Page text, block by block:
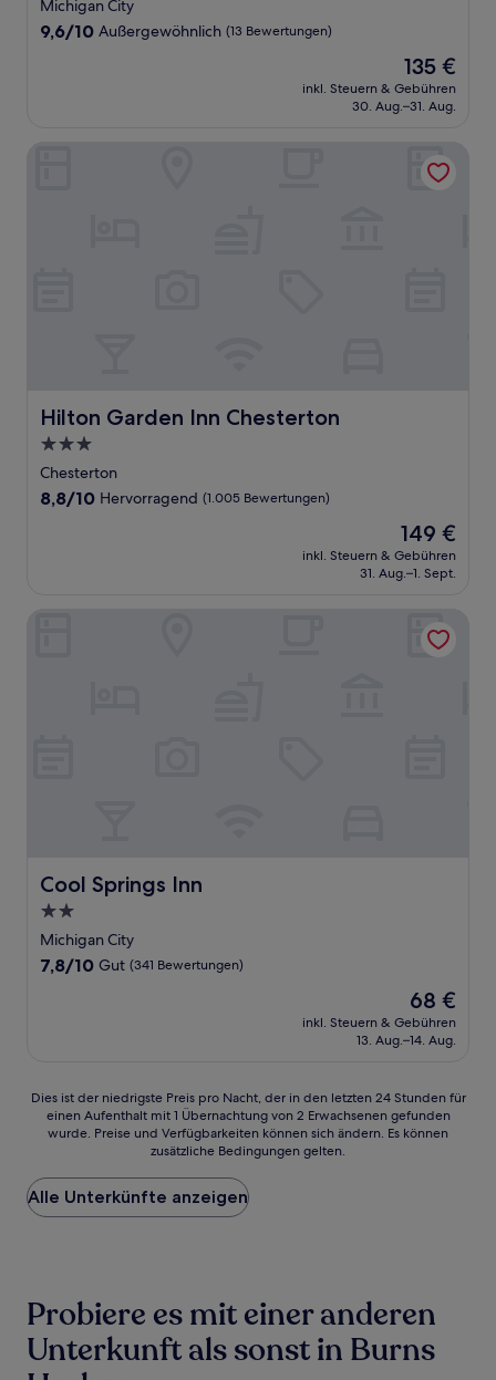
Unterkunft
Michigan City
9.6
9,6/10 Außergewöhnlich (13 Bewertungen)
Der
Preis
beträgt
135 €
inkl. Steuern & Gebühren
30. Aug.–31. Aug.
Hilton Garden Inn Chesterton
Hilton Garden Inn Chesterton
3.0-
Sterne-
Unterkunft
Chesterton
8.8
8,8/10 Hervorragend (1.005 Bewertungen)
Der
Preis
beträgt
149 €
inkl. Steuern & Gebühren
31. Aug.–1. Sept.
Cool Springs Inn
Cool Springs Inn
2.0-
Sterne-
Unterkunft
Michigan City
7.8
7,8/10 Gut (341 Bewertungen)
Der
Preis
beträgt
68 €
inkl. Steuern & Gebühren
13. Aug.–14. Aug.
Dies
der
Preis
pro
Nacht,
24 Stunden
für
einen
Dies ist der niedrigste Preis pro Nacht, der in den letzten 24 Stunden für
einen Aufenthalt mit 1 Übernachtung von 2 Erwachsenen gefunden
wurde. Preise und Verfügbarkeiten können sich ändern. Es können
zusätzliche Bedingungen gelten.
Alle Unterkünfte anzeigen
Probiere es mit einer anderen
Unterkunft als sonst in Burns